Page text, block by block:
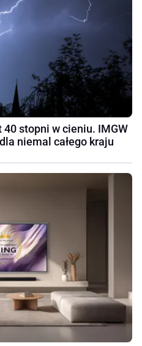
40 stopni w cieniu. IMGW
niemal całego kraju